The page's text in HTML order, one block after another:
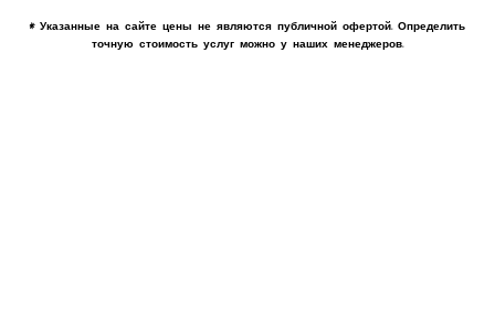
* Указанные на сайте цены не являются публичной офертой. Определить
точную стоимость услуг можно у наших менеджеров.